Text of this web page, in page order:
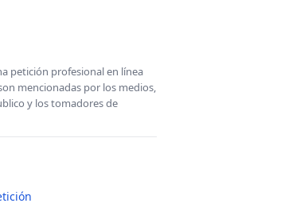
petición profesional en línea
mencionadas por los medios,
y los tomadores de